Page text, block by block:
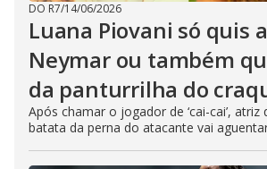
DO R7/14/06/2026
Luana Piovani só quis
Neymar ou também
da panturrilha do
Após chamar o jogador de ‘cai-cai’,
batata da perna do atacante vai